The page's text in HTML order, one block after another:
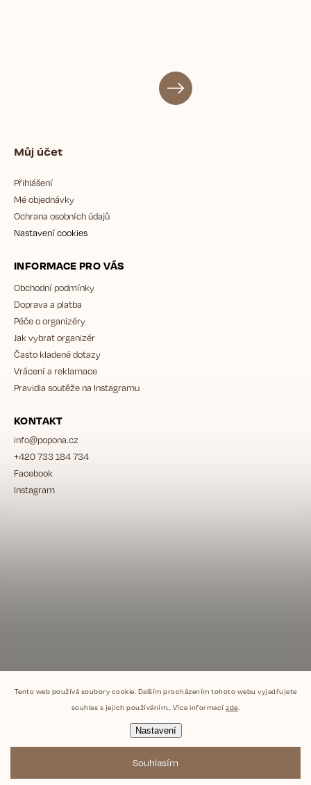
Tento web používá soubory cookie. Dalším procházením tohoto webu vyjadřujete
souhlas s jejich používáním.. Více informacízde
Nastavení
Souhlasím
Můj účet
Přihlášení
Mé objednávky
Ochrana osobních údajů
Nastavení cookies
INFORMACE PRO VÁS
Obchodní podmínky
Doprava a platba
Péče o organizéry
Jak vybrat organizér
Často kladené dotazy
Vrácení a reklamace
Pravidla soutěže na Instagramu
KONTAKT
info@popona.cz
+420 733 184 734
Facebook
Instagram